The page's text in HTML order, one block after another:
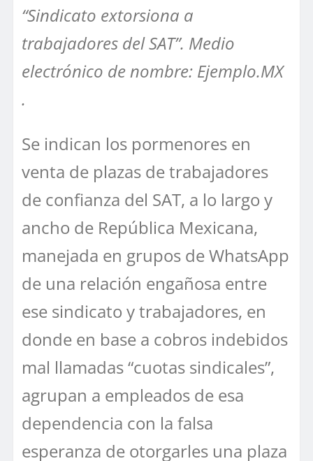
“Sindicato extorsiona a
trabajadores del SAT”. Medio
electrónico de nombre: Ejemplo.MX
.
Se indican los pormenores en
venta de plazas de trabajadores
de confianza del SAT, a lo largo y
ancho de República Mexicana,
manejada en grupos de WhatsApp
de una relación engañosa entre
ese sindicato y trabajadores, en
donde en base a cobros indebidos
mal llamadas “cuotas sindicales”,
agrupan a empleados de esa
dependencia con la falsa
esperanza de otorgarles una plaza